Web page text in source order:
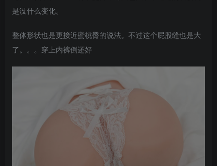
是没什么变化。
整体形状也是更接近蜜桃臀的说法。不过这个屁股缝也是大
了。。。穿上内裤倒还好